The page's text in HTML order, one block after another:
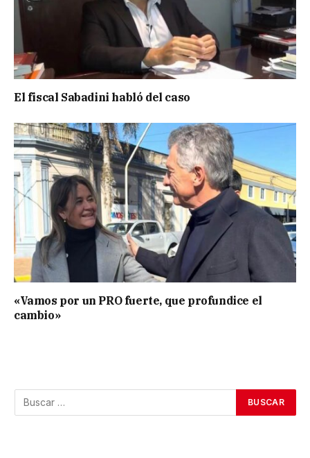
El fiscal Sabadini habló del caso
«Vamos por un PRO fuerte, que profundice el
cambio»